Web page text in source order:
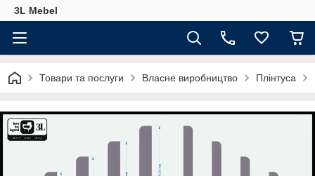
3L Mebel
Товари та послуги Власне виробництво Плінтуса